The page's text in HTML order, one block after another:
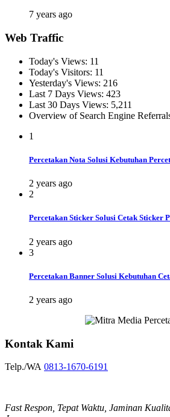
7 years ago
Web Traffic
Today's Views: 11
Today's Visitors: 11
Yesterday's Views: 216
Last 7 Days Views: 423
Last 30 Days Views: 5,211
Overview of Search Engine
1
Percetakan Nota Solusi Kebutuhan
2 years ago
2
Percetakan Sticker Solusi Cetak Sticker
2 years ago
3
Percetakan Banner Solusi Kebutuhan
2 years ago
Kontak Kami
Telp./WA 0813-1670-6191
Fast Respon, Tepat Waktu, Jaminan